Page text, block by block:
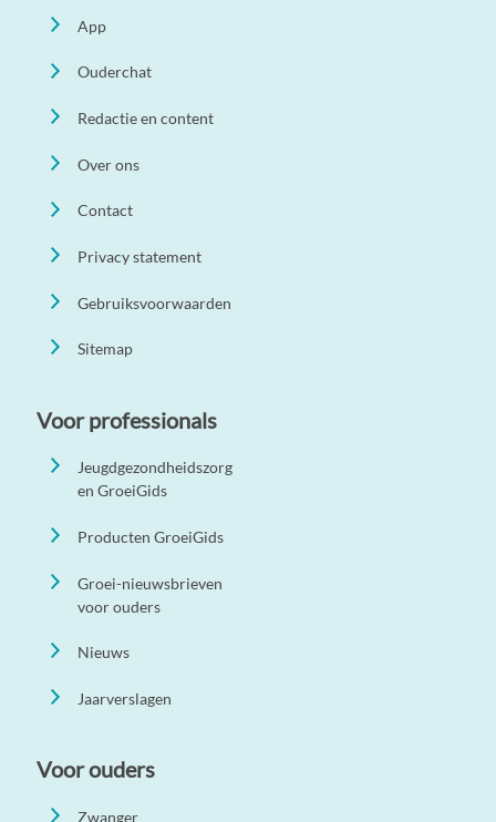
App
Ouderchat
Redactie en content
Over ons
Contact
Privacy statement
Gebruiksvoorwaarden
Sitemap
Voor professionals
Jeugdgezondheidszorg
en GroeiGids
Producten GroeiGids
Groei-nieuwsbrieven
voor ouders
Nieuws
Jaarverslagen
Voor ouders
Zwanger